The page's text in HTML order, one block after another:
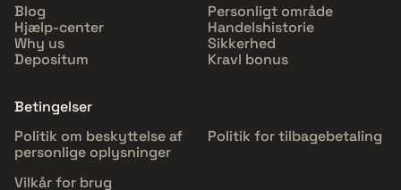
Blog
Hjælp-center
Why us
Depositum
Personligt område
Handelshistorie
Sikkerhed
Kravl bonus
Betingelser
Politik om beskyttelse af
personlige oplysninger
Politik for tilbagebetaling
Vilkår for brug